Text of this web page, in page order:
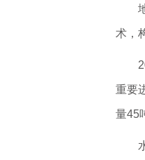
术，
重要
量45